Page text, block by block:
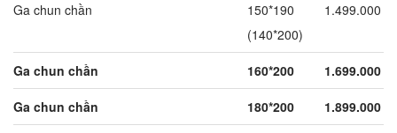
Ga chun chần
150*190
(140*200)
1.499.000
Ga chun chần 160*200 1.699.000
Ga chun chần 180*200 1.899.000